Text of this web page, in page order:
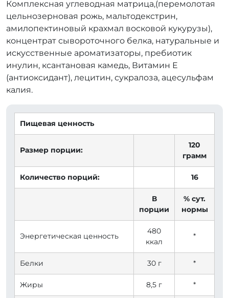
Комплексная углеводная матрица,(перемолотая
цельнозерновая рожь, мальтодекстрин,
амилопектиновый крахмал восковой кукурузы),
концентрат сывороточного белка, натуральные и
искусственные ароматизаторы, пребиотик
инулин, ксантановая камедь, Витамин Е
(антиоксидант), лецитин, сукралоза, ацесульфам
калия.
Пищевая ценность
Размер порции:
120
грамм
Количество порций: 16
В
порции
% сут.
нормы
Энергетическая ценность
480
ккал
*
Белки 30 г *
Жиры 8,5 г *